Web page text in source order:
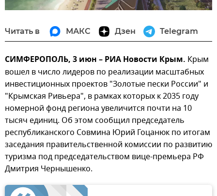
Читать в МАКС Дзен Telegram
СИМФЕРОПОЛЬ, 3 июн – РИА Новости Крым. Крым
вошел в число лидеров по реализации масштабных
инвестиционных проектов "Золотые пески России" и
"Крымская Ривьера", в рамках которых к 2035 году
номерной фонд региона увеличится почти на 10
тысяч единиц. Об этом сообщил председатель
республиканского Совмина Юрий Гоцанюк по итогам
заседания правительственной комиссии по развитию
туризма под председательством вице-премьера РФ
Дмитрия Чернышенко.